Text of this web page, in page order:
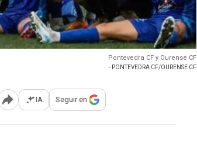
Pontevedra CF y Ourense CF
- PONTEVEDRA CF/OURENSE CF
Abrir opciones para compartir
IA Seguir en